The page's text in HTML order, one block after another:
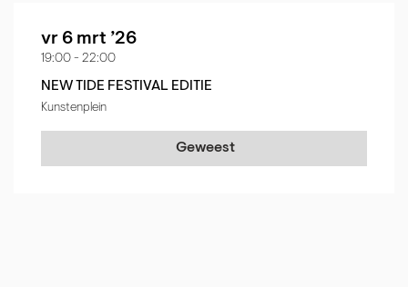
vr 6 mrt ’26
19:00 - 22:00
NEW TIDE FESTIVAL EDITIE
Kunstenplein
Geweest